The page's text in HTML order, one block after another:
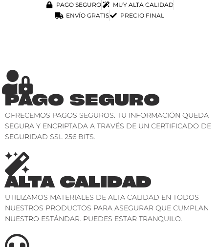
PAGO SEGURO
MUY ALTA CALIDAD
ENVÍO GRATIS
PRECIO FINAL
PAGO SEGURO
OFRECEMOS PAGOS SEGUROS. TU INFORMACIÓN QUEDA
SEGURA Y ENCRIPTADA A TRAVÉS DE UN CERTIFICADO DE
SEGURIDAD SSL 256 BITS.
ALTA CALIDAD
UTILIZAMOS MATERIALES DE ALTA CALIDAD EN TODOS
NUESTROS PRODUCTOS PARA ASEGURAR QUE CUMPLAN
NUESTRO ESTÁNDAR. PUEDES ESTAR TRANQUILO.